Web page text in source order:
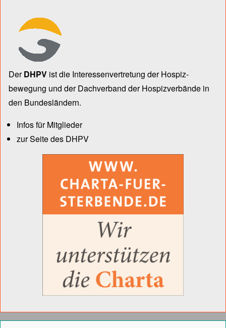
DerDHPV ist die Inter­essen­ver­tre­tung der Hospiz­
bewegung und der Dach­verband der Hospiz­verbände in
den Bun­des­län­dern.
Infos für Mitglieder
zur Seite des DHPV